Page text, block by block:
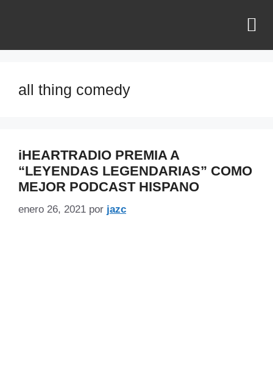
all thing comedy
iHEARTRADIO PREMIA A
“LEYENDAS LEGENDARIAS” COMO
MEJOR PODCAST HISPANO
enero 26, 2021 por jazc